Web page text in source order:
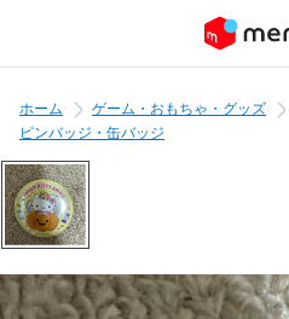
ホーム ゲーム・おもちゃ・グッズ
ピンバッジ・缶バッジ